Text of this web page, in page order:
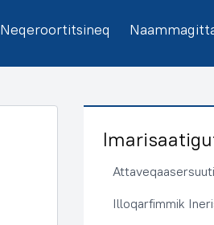
Neqeroortitsineq
Illoqarfimmik